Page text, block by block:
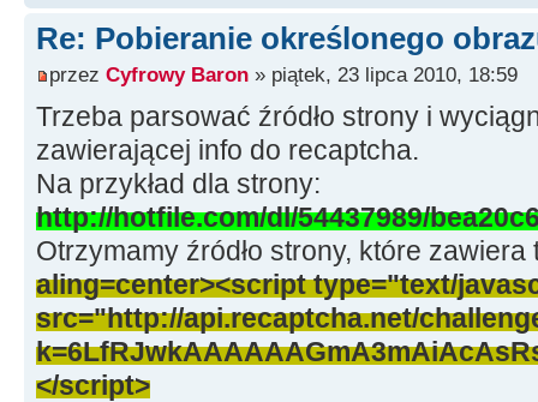
Re: Pobieranie określonego
przez Cyfrowy Baron » piątek, 23 lipca 2010, 18:59
Trzeba parsować źródło strony i
zawierającej info do recaptcha.
Na przykład dla strony:
http://hotfile.com/dl/54437989/
Otrzymamy źródło strony, które
aling=center><script type="text/
src="http://api.recaptcha.net/
</script>